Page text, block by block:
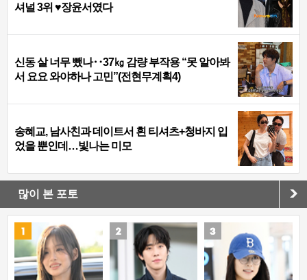
셔널 3위 ♥장윤서였다
신동 살 너무 뺐나‥37㎏ 감량 부작용 “못 알아봐
서 요요 와야하나 고민”(전현무계획4)
송혜교, 남사친과 데이트서 흰 티셔츠+청바지 입
었을 뿐인데…빛나는 미모
많이 본 포토